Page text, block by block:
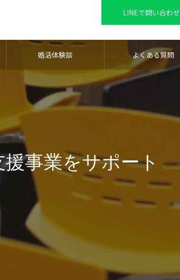
LINEで問い合わせ
婚活体験談 よくある質問
事業をサポート